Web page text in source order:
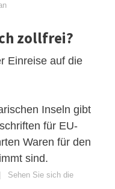
zollfrei?
Einreise auf die
Inseln gibt
für EU-
Waren für den
sind.
Sehen Sie sich die